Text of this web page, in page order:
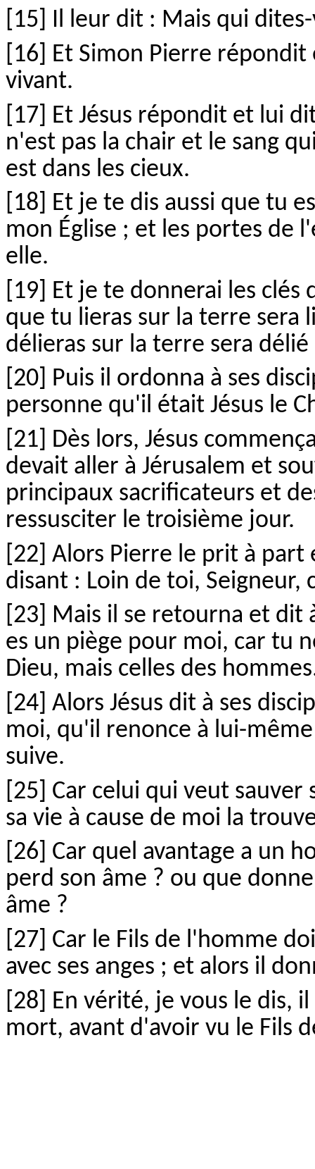
[15] Il leur dit : Mais qui
[16] Et Simon Pierre
vivant.
[17] Et Jésus répondit et lui
n'est pas la chair et le sang
est dans les cieux.
[18] Et je te dis aussi que tu
mon Église ; et les portes de
elle.
[19] Et je te donnerai les
que tu lieras sur la terre sera
délieras sur la terre sera délié
[20] Puis il ordonna à ses
personne qu'il était Jésus le
[21] Dès lors, Jésus
devait aller à Jérusalem et
principaux sacrificateurs et
ressusciter le troisième jour.
[22] Alors Pierre le prit à
disant : Loin de toi, Seigneur,
[23] Mais il se retourna et dit
es un piège pour moi, car tu
Dieu, mais celles des
[24] Alors Jésus dit à ses
moi, qu'il renonce à lui-
suive.
[25] Car celui qui veut
sa vie à cause de moi la
[26] Car quel avantage a un
perd son âme ? ou que
âme ?
[27] Car le Fils de l'homme
avec ses anges ; et alors il
[28] En vérité, je vous le dis,
mort, avant d'avoir vu le Fils